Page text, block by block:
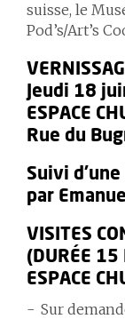
suisse, le
Pod’s/Art’s
Jeudi 18
ESPACE
Rue du
Suivi d'une
par
VISITES
(DURÉE 15
ESPACE
Sur